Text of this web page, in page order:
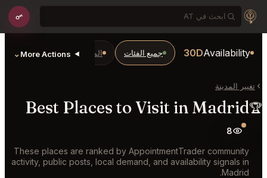
Availability
30D جميع الفئات المطاعم والبارات BarsMore Actions
⌄
تغيير المدينة
🏆
Best Places to Visit in Madrid
8
These places are ranked by AppointmentTrader community
activity, public posts, local demand, and availability signals in
Madrid.